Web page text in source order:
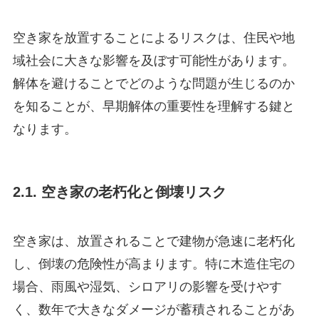
空き家を放置することによるリスクは、住民や地
域社会に大きな影響を及ぼす可能性があります。
解体を避けることでどのような問題が生じるのか
を知ることが、早期解体の重要性を理解する鍵と
なります。
2.1. 空き家の老朽化と倒壊リスク
空き家は、放置されることで建物が急速に老朽化
し、倒壊の危険性が高まります。特に木造住宅の
場合、雨風や湿気、シロアリの影響を受けやす
く、数年で大きなダメージが蓄積されることがあ